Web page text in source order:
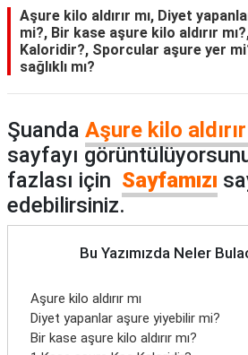
Aşure kilo aldırır mı, Diyet
mi?, Bir kase aşure kilo aldırır
Kaloridir?, Sporcular aşure yer
sağlıklı mı?
Şuanda Aşure kilo aldırır
sayfayı
fazlası için Sayfamızı
edebilirsiniz.
Bu Yazımızda Neler
Aşure kilo aldırır mı
Diyet yapanlar aşure yiyebilir mi?
Bir kase aşure kilo aldırır mı?